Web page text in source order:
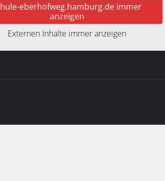
eberhofweg.hamburg.de immer
anzeigen
Externen Inhalte immer anzeigen